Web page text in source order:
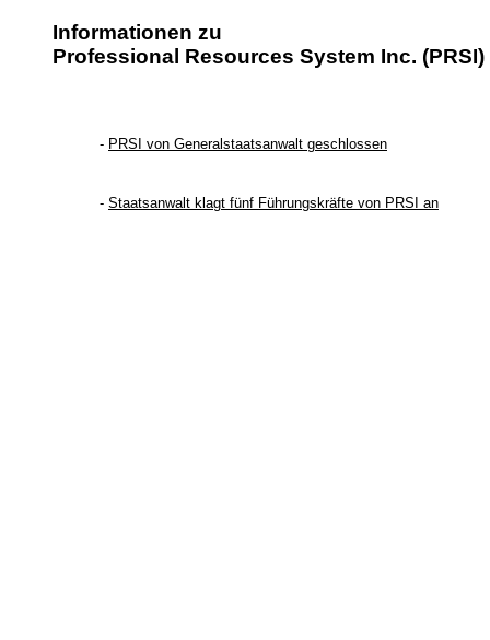
Informationen zu
Professional Resources System Inc. (PRSI)
- PRSI von Generalstaatsanwalt geschlossen
- Staatsanwalt klagt fünf Führungskräfte von PRSI an